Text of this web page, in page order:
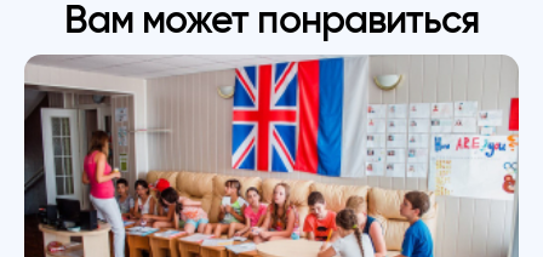
Вам может понравиться